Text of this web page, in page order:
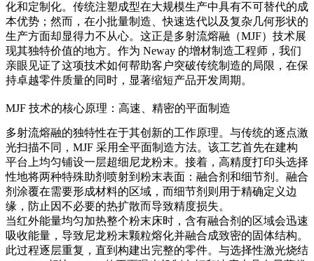
化和定制化。传统注塑成型在大规模生产中具有不可替代的成
本优势；然而，在小批量制造、快速迭代以及复杂几何形状的
生产方面却显得力不从心。这正是多射流熔融（MJF）技术展
现其独特价值的地方。作为 Neway 的增材制造工程师，我们
亲眼见证了这项技术如何帮助客户突破传统制造的局限，在保
持卓越零件质量的同时，显著缩短产品开发周期。
MJF 技术的核心原理：高速、精密的平面制造
多射流熔融的独特性在于其创新的工作原理。与传统的逐点激
光扫描不同，MJF 采用全平面制造方法。该工艺首先在建构
平台上均匀铺设一层超细尼龙粉末。接着，高精度打印头选择
性地将两种特殊助剂喷射到粉末表面：融合剂和细节剂。融合
剂涂覆在需要形成材料的区域，而细节剂则用于精确定义边
缘，防止因不必要的热扩散而导致精度损失。
当红外能量均匀加热整个粉末床时，含有融合剂的区域会迅速
吸收能量，导致尼龙粉末颗粒熔化并融合成致密的固体结构。
此过程逐层重复，直到构建出完整的零件。与选择性激光烧结